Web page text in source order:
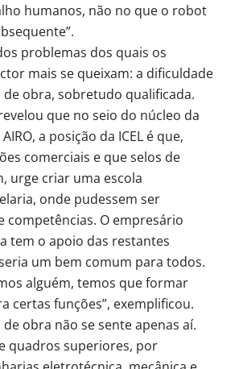
humanos, não no que o robot
problemas dos quais os
mais se queixam: a dificuldade
obra, sobretudo qualificada.
que no seio do núcleo da
a posição da ICEL é que,
comerciais e que selos de
urge criar uma escola
onde pudessem ser
competências. O empresário
tem o apoio das restantes
um bem comum para todos.
alguém, temos que formar
certas funções”, exemplificou.
obra não se sente apenas aí.
quadros superiores, por